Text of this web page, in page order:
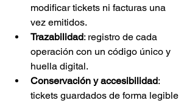
modificar tickets ni facturas una
vez emitidos.
Trazabilidad: registro de cada
operación con un código único y
huella digital.
Conservación y accesibilidad:
tickets guardados de forma legible